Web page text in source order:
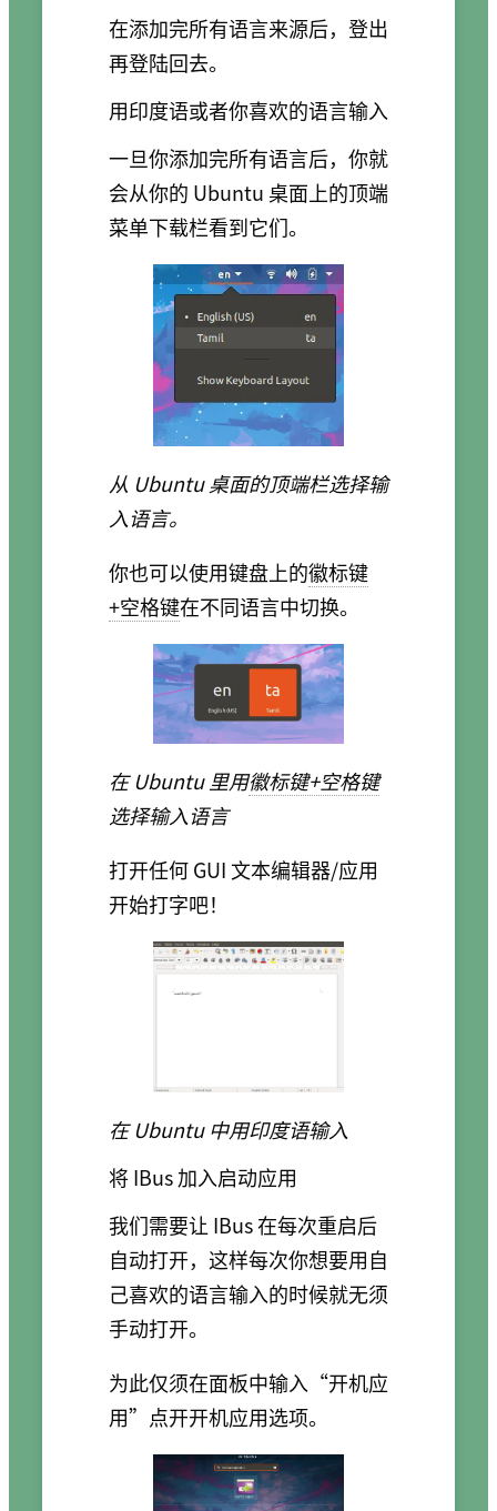
在添加完所有语言来源后，登出
再登陆回去。
用印度语或者你喜欢的语言输入
一旦你添加完所有语言后，你就
会从你的 Ubuntu 桌面上的顶端
菜单下载栏看到它们。
从 Ubuntu 桌面的顶端栏选择输
入语言。
你也可以使用键盘上的徽标键
+空格键在不同语言中切换。
在 Ubuntu 里用徽标键+空格键
选择输入语言
打开任何 GUI 文本编辑器/应用
开始打字吧！
在 Ubuntu 中用印度语输入
将 IBus 加入启动应用
我们需要让 IBus 在每次重启后
自动打开，这样每次你想要用自
己喜欢的语言输入的时候就无须
手动打开。
为此仅须在面板中输入“开机应
用”点开开机应用选项。